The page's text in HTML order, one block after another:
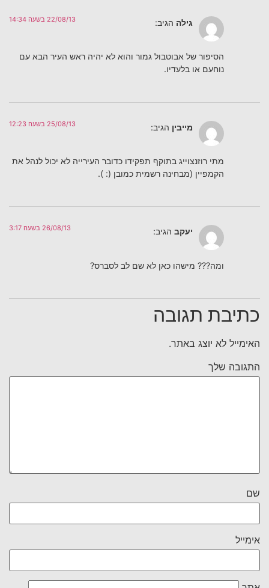
גילה הגיב: 22/08/13 בשעה 14:34
הסיפור של אבוטבול גמור והוא לא יהיה ראש העיר הבא עם
נוחעם או בלעדיו.
מייבין הגיב: 25/08/13 בשעה 12:23
מתי רוזנצוייג בתוקף תפקידו כדובר העירייה לא יכול לנהל את
הקמפיין (מבחינה רשמית כמובן (: ).
יעקב הגיב: 26/08/13 בשעה 3:17
ומה??? מישהו כאן לא שם לב לסברס?
כתיבת תגובה
האימייל לא יוצג באתר.
התגובה שלך
שם
אימייל